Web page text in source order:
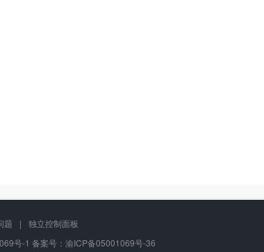
题 |
独立控制面板
号-1 备案号：渝ICP备05001069号-36